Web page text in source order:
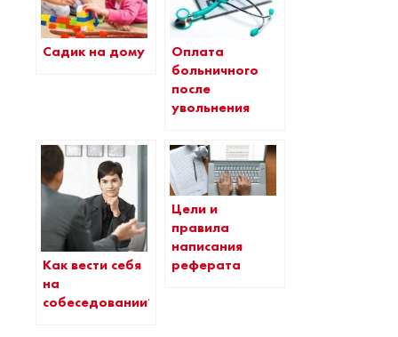
Садик на дому
Оплата
больничного
после
увольнения
Как вести себя
на
собеседовании?
Цели и
правила
написания
реферата